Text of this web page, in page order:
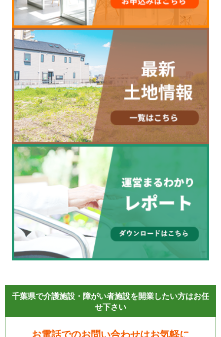
千葉県で介護施設・障がい者施設を開業したい方はお任
せ下さい
お電話でのお問い合わせはお気軽に